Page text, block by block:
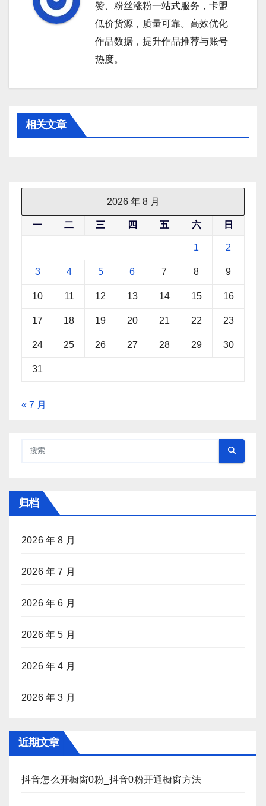
赞、粉丝涨粉一站式服务，卡盟
低价货源，质量可靠。高效优化
作品数据，提升作品推荐与账号
热度。
相关文章
2026 年 8 月
一 二 三 四 五 六 日
1 2
3 4 5 6 7 8 9
10 11 12 13 14 15 16
17 18 19 20 21 22 23
24 25 26 27 28 29 30
31
« 7 月
归档
2026 年 8 月
2026 年 7 月
2026 年 6 月
2026 年 5 月
2026 年 4 月
2026 年 3 月
近期文章
抖音怎么开橱窗0粉_抖音0粉开通橱窗方法